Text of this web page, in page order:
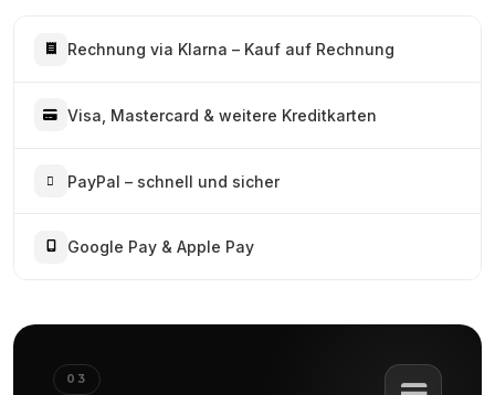
Rechnung via Klarna – Kauf auf Rechnung
Visa, Mastercard & weitere Kreditkarten
PayPal – schnell und sicher
Google Pay & Apple Pay
03